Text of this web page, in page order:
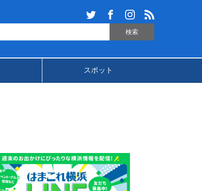
スポット